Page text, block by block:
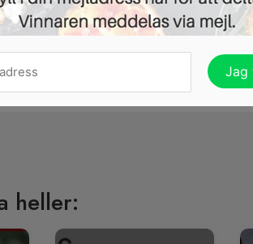
överraskning! Det är dessutom väldigt
BESTÄLL DINA
heller: